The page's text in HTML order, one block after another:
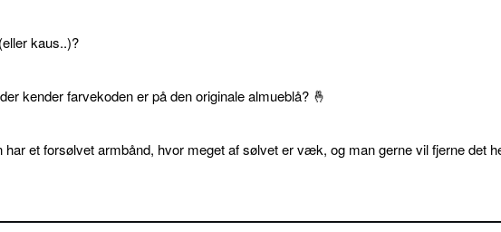
kaus..)?
kender farvekoden er på den originale almueblå? 🤞
har et forsølvet armbånd, hvor meget af sølvet er væk, og man gerne vil fjerne det